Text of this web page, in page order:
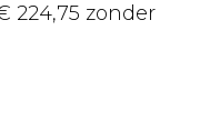
224,75 zonder